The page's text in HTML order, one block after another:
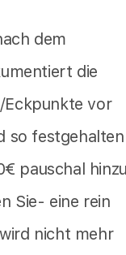
dem
die
Eckpunkte vor
so
pauschal
Sie- eine rein
nicht mehr